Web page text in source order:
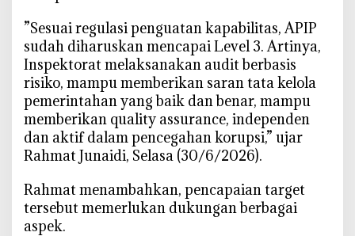
e
n
u
j
u
L
e
v
e
l
3
‎”Sesuai regulasi penguatan kapabilitas, APIP
sudah diharuskan mencapai Level 3. Artinya,
Inspektorat melaksanakan audit berbasis
risiko, mampu memberikan saran tata kelola
pemerintahan yang baik dan benar, mampu
memberikan quality assurance, independen
dan aktif dalam pencegahan korupsi,” ujar
Rahmat Junaidi, Selasa (30/6/2026).
‎Rahmat menambahkan, pencapaian target
tersebut memerlukan dukungan berbagai
aspek.